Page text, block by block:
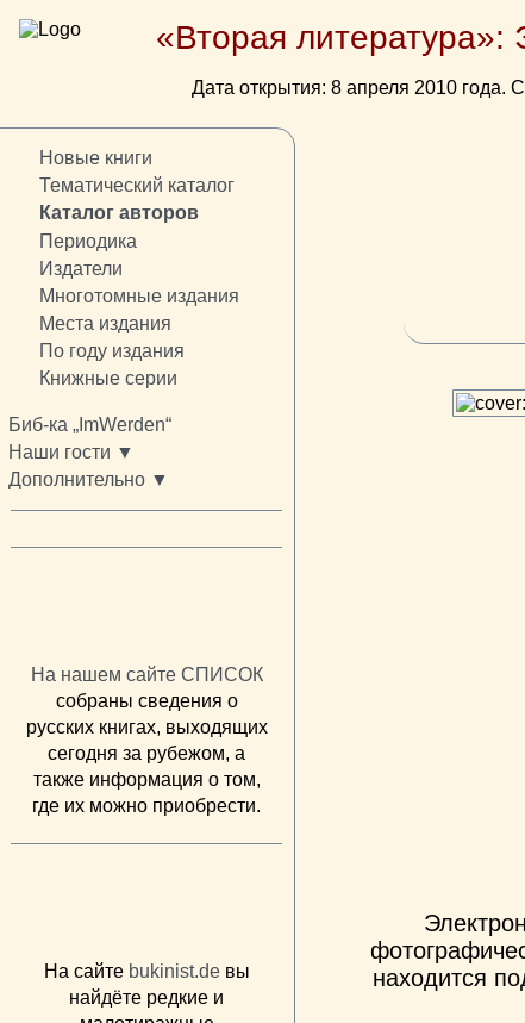
«Вторая литература»:
Дата открытия: 8 апреля 2010 года.
Новые книги
Тематический каталог
Каталог авторов
Периодика
Издатели
Многотомные издания
Места издания
По году издания
Книжные серии
Биб-ка „ImWerden“
Наши гости ▼
Дополнительно ▼
На нашем сайте СПИСОК
собраны сведения о
русских книгах, выходящих
сегодня за рубежом, а
также информация о том,
где их можно приобрести.
На сайте bukinist.deвы
найдёте редкие и
находится